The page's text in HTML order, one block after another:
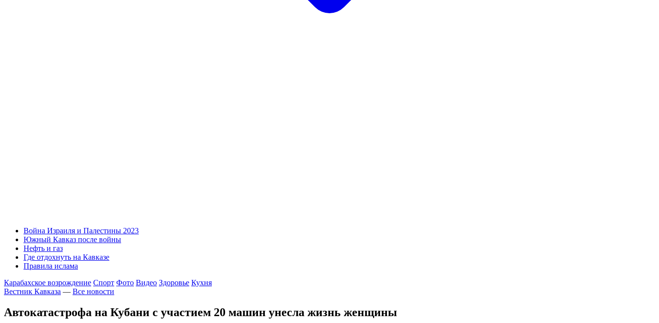
Война Израиля и Палестины 2023
Южный Кавказ после войны
Нефть и газ
Где отдохнуть на Кавказе
Правила ислама
Карабахское возрождение Спорт Фото Видео Здоровье Кухня
Вестник Кавказа — Все новости
Автокатастрофа на Кубани с участием 20 машин унесла жизнь женщины